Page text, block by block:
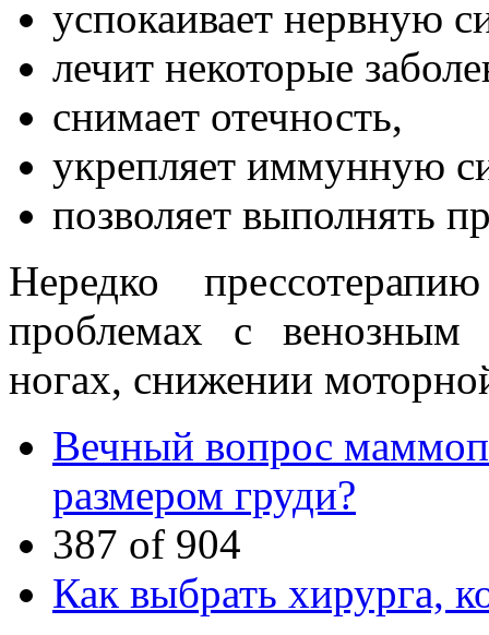
успокаивает нервную
лечит некоторые
снимает отечность,
укрепляет иммунную
позволяет выполнять
Нередко
проблемах с венозным
ногах, снижении
Вечный вопрос
размером груди?
387 of 904
Как выбрать хирурга,